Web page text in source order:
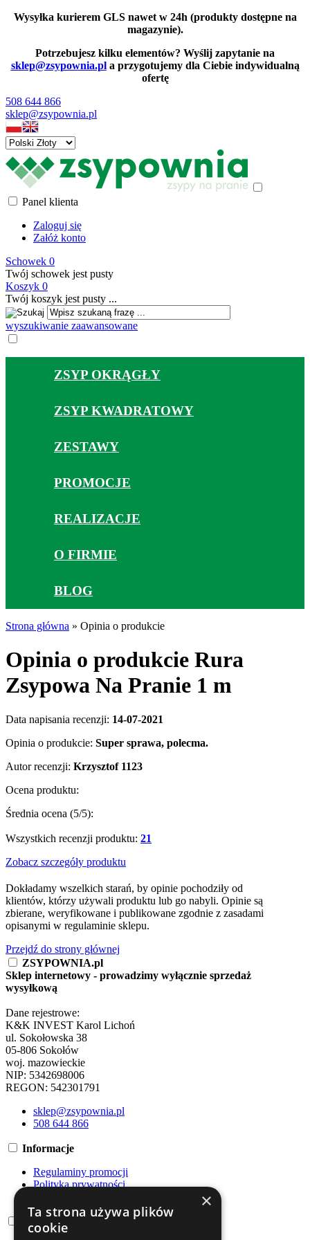
Wysyłka kurierem GLS nawet w 24h (produkty dostępne na
magazynie).
Potrzebujesz kilku elementów? Wyślij zapytanie na
sklep@zsypownia.pla przygotujemy dla Ciebie indywidualną
ofertę
508 644 866
sklep@zsypownia.pl
Panel klienta
Zaloguj się
Załóż konto
Schowek 0
Twój schowek jest pusty
Koszyk 0
Twój koszyk jest pusty ...
wyszukiwanie zaawansowane
ZSYP OKRĄGŁY
ZSYP KWADRATOWY
ZESTAWY
PROMOCJE
REALIZACJE
O FIRMIE
BLOG
Strona główna » Opinia o produkcie
Opinia o produkcie Rura
Zsypowa Na Pranie 1 m
Data napisania recenzji: 14-07-2021
Opinia o produkcie: Super sprawa, polecma.
Autor recenzji: Krzysztof 1123
Ocena produktu:
Średnia ocena (5/5):
Wszystkich recenzji produktu: 21
Zobacz szczegóły produktu
Dokładamy wszelkich starań, by opinie pochodziły od
klientów, którzy używali produktu lub go nabyli. Opinie są
zbierane, weryfikowane i publikowane zgodnie z zasadami
opisanymi w regulaminie sklepu.
Przejdź do strony głównej
ZSYPOWNIA.pl
Sklep internetowy - prowadzimy wyłącznie sprzedaż
wysyłkową
Dane rejestrowe:
K&K INVEST Karol Lichoń
ul. Sokołowska 38
05-806 Sokołów
woj. mazowieckie
NIP: 5342698006
REGON: 542301791
sklep@zsypownia.pl
508 644 866
Informacje
Regulaminy promocji
Polityka prywatności
Dostawa
×
Ta strona używa plików
cookie